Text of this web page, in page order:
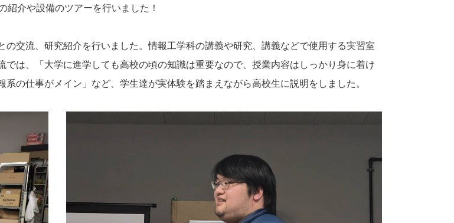
介や設備のツアーを行いました！
交流、研究紹介を行いました。情報工学科の講義や研究、講義などで使用する実習室
は、「大学に進学しても高校の頃の知識は重要なので、授業内容はしっかり身に着け
の仕事がメイン」など、学生達が実体験を踏まえながら高校生に説明をしました。